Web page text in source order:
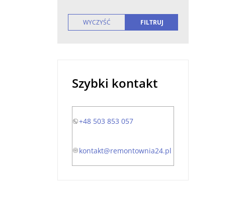
Szybki kontakt
+48 503 853 057
kontakt@remontownia24.pl